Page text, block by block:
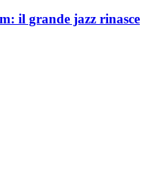
il grande jazz rinasce